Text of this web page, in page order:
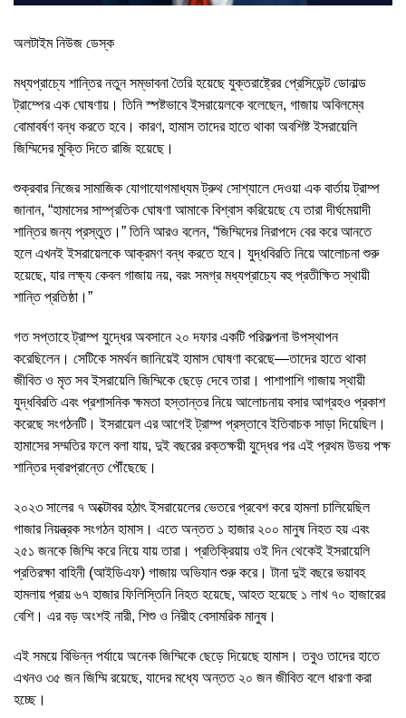
অলটাইম নিউজ ডেস্ক
মধ্যপ্রাচ্যে শান্তির নতুন সম্ভাবনা তৈরি হয়েছে যুক্তরাষ্ট্রের প্রেসিডেন্ট ডোনাল্ড
ট্রাম্পের এক ঘোষণায়। তিনি স্পষ্টভাবে ইসরায়েলকে বলেছেন, গাজায় অবিলম্বে
বোমাবর্ষণ বন্ধ করতে হবে। কারণ, হামাস তাদের হাতে থাকা অবশিষ্ট ইসরায়েলি
জিম্মিদের মুক্তি দিতে রাজি হয়েছে।
শুক্রবার নিজের সামাজিক যোগাযোগমাধ্যম ট্রুথ সোশ্যালে দেওয়া এক বার্তায় ট্রাম্প
জানান, “হামাসের সাম্প্রতিক ঘোষণা আমাকে বিশ্বাস করিয়েছে যে তারা দীর্ঘমেয়াদী
শান্তির জন্য প্রস্তুত।” তিনি আরও বলেন, “জিম্মিদের নিরাপদে বের করে আনতে
হলে এখনই ইসরায়েলকে আক্রমণ বন্ধ করতে হবে। যুদ্ধবিরতি নিয়ে আলোচনা শুরু
হয়েছে, যার লক্ষ্য কেবল গাজায় নয়, বরং সমগ্র মধ্যপ্রাচ্যে বহু প্রতীক্ষিত স্থায়ী
শান্তি প্রতিষ্ঠা।”
গত সপ্তাহে ট্রাম্প যুদ্ধের অবসানে ২০ দফার একটি পরিকল্পনা উপস্থাপন
করেছিলেন। সেটিকে সমর্থন জানিয়েই হামাস ঘোষণা করেছে—তাদের হাতে থাকা
জীবিত ও মৃত সব ইসরায়েলি জিম্মিকে ছেড়ে দেবে তারা। পাশাপাশি গাজায় স্থায়ী
যুদ্ধবিরতি এবং প্রশাসনিক ক্ষমতা হস্তান্তর নিয়ে আলোচনায় বসার আগ্রহও প্রকাশ
করেছে সংগঠনটি। ইসরায়েল এর আগেই ট্রাম্প প্রস্তাবে ইতিবাচক সাড়া দিয়েছিল।
হামাসের সম্মতির ফলে বলা যায়, দুই বছরের রক্তক্ষয়ী যুদ্ধের পর এই প্রথম উভয় পক্ষ
শান্তির দ্বারপ্রান্তে পৌঁছেছে।
২০২৩ সালের ৭ অক্টোবর হঠাৎ ইসরায়েলের ভেতরে প্রবেশ করে হামলা চালিয়েছিল
গাজার নিয়ন্ত্রক সংগঠন হামাস। এতে অন্তত ১ হাজার ২০০ মানুষ নিহত হয় এবং
২৫১ জনকে জিম্মি করে নিয়ে যায় তারা। প্রতিক্রিয়ায় ওই দিন থেকেই ইসরায়েলি
প্রতিরক্ষা বাহিনী (আইডিএফ) গাজায় অভিযান শুরু করে। টানা দুই বছরে ভয়াবহ
হামলায় প্রায় ৬৭ হাজার ফিলিস্তিনি নিহত হয়েছে, আহত হয়েছে ১ লাখ ৭০ হাজারের
বেশি। এর বড় অংশই নারী, শিশু ও নিরীহ বেসামরিক মানুষ।
এই সময়ে বিভিন্ন পর্যায়ে অনেক জিম্মিকে ছেড়ে দিয়েছে হামাস। তবুও তাদের হাতে
এখনও ৩৫ জন জিম্মি রয়েছে, যাদের মধ্যে অন্তত ২০ জন জীবিত বলে ধারণা করা
হচ্ছে।